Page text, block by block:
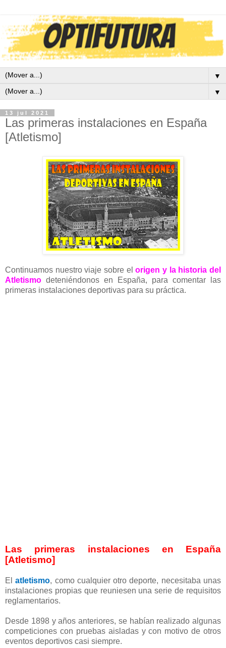
▼
▼
13 jul 2021
Las primeras instalaciones en España
[Atletismo]
Continuamos nuestro viaje sobre elorigen y la historia del
Atletismo deteniéndonos en España, para comentar las
primeras instalaciones deportivas para su práctica.
Las primeras instalaciones en España
[Atletismo]
Elatletismo, como cualquier otro deporte, necesitaba unas
instalaciones propias que reuniesen una serie de requisitos
reglamentarios.
Desde 1898 y años anteriores, se habían realizado algunas
competiciones con pruebas aisladas y con motivo de otros
eventos deportivos casi siempre.